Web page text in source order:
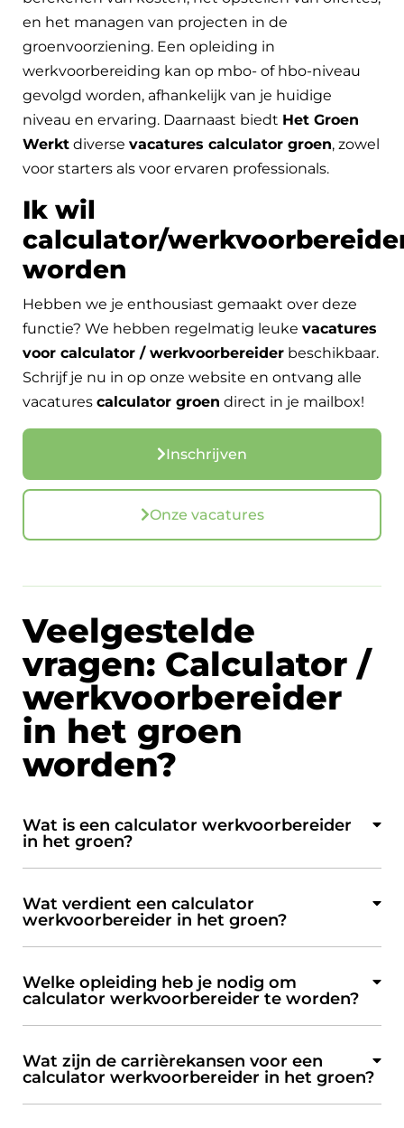
en het managen van projecten in de
groenvoorziening. Een opleiding in
werkvoorbereiding kan op mbo- of hbo-niveau
gevolgd worden, afhankelijk van je huidige
niveau en ervaring. Daarnaast biedt Het Groen
Werkt diverse vacatures calculator groen, zowel
voor starters als voor ervaren professionals.
Ik wil
calculator/
worden
Hebben we je enthousiast gemaakt over deze
functie? We hebben regelmatig leuke vacatures
voor calculator / werkvoorbereider beschikbaar.
Schrijf je nu in op onze website en ontvang alle
vacatures calculator groen direct in je mailbox!
Inschrijven
Onze vacatures
Veelgestelde
vragen: Calculator /
werkvoorbereider
in het groen
worden?
Wat is een calculator werkvoorbereider
in het groen?
Wat verdient een calculator
werkvoorbereider in het groen?
Welke opleiding heb je nodig om
calculator werkvoorbereider te worden?
Wat zijn de carrièrekansen voor een
calculator werkvoorbereider in het groen?